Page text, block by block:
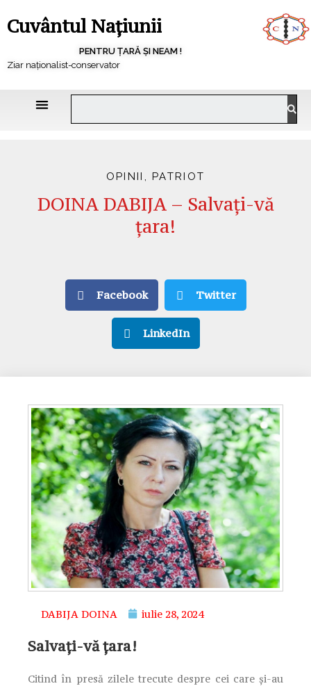
Cuvântul Națiunii
PENTRU ȚARĂ ȘI NEAM !
Ziar naționalist-conservator
OPINII ,PATRIOT
DOINA DABIJA – Salvaţi-vă
ţara!
Facebook Twitter
LinkedIn
DABIJA DOINA iulie 28, 2024
Salvaţi-vă ţara!
Citind în presă zilele trecute despre cei care şi-au